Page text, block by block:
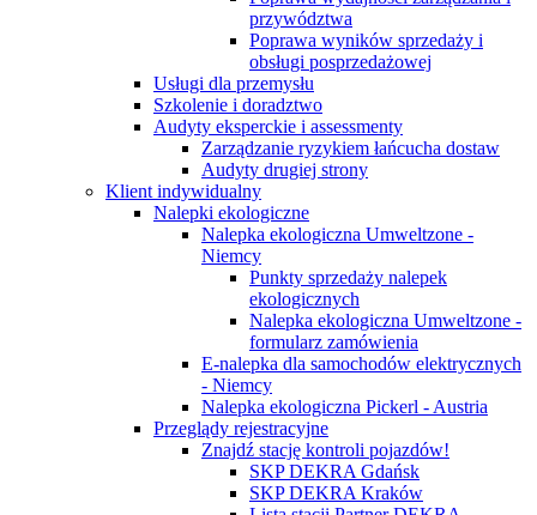
przywództwa
Poprawa wyników sprzedaży i
obsługi posprzedażowej
Usługi dla przemysłu
Szkolenie i doradztwo
Audyty eksperckie i assessmenty
Zarządzanie ryzykiem łańcucha dostaw
Audyty drugiej strony
Klient indywidualny
Nalepki ekologiczne
Nalepka ekologiczna Umweltzone -
Niemcy
Punkty sprzedaży nalepek
ekologicznych
Nalepka ekologiczna Umweltzone -
formularz zamówienia
E-nalepka dla samochodów elektrycznych
- Niemcy
Nalepka ekologiczna Pickerl - Austria
Przeglądy rejestracyjne
Znajdź stację kontroli pojazdów!
SKP DEKRA Gdańsk
SKP DEKRA Kraków